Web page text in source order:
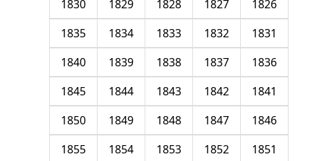
1826
1827
1828
1829
1830
1831
1832
1833
1834
1835
1836
1837
1838
1839
1840
1841
1842
1843
1844
1845
1846
1847
1848
1849
1850
1851
1852
1853
1854
1855